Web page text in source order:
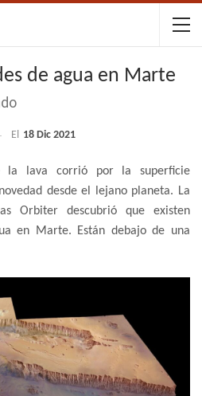
de agua en Marte
El 18 Dic 2021
la lava corrió por la superficie
desde el lejano planeta. La
Orbiter descubrió que existen
en Marte. Están debajo de una